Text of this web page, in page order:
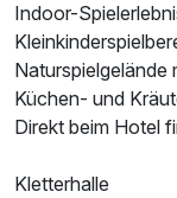
Indoor-
Naturspielgelände
Küchen- und
Direkt beim Hotel
Kletterhalle